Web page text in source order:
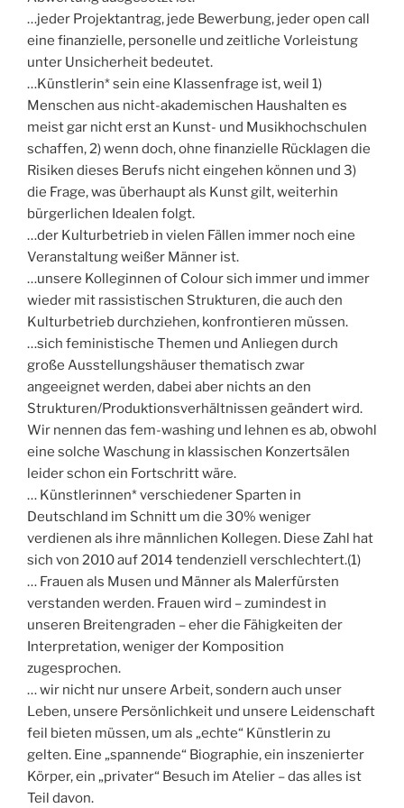
…jeder Projektantrag, jede Bewerbung, jeder open call
eine finanzielle, personelle und zeitliche Vorleistung
unter Unsicherheit bedeutet.
…Künstlerin* sein eine Klassenfrage ist, weil 1)
Menschen aus nicht-akademischen Haushalten es
meist gar nicht erst an Kunst- und Musikhochschulen
schaffen, 2) wenn doch, ohne finanzielle Rücklagen die
Risiken dieses Berufs nicht eingehen können und 3)
die Frage, was überhaupt als Kunst gilt, weiterhin
bürgerlichen Idealen folgt.
…der Kulturbetrieb in vielen Fällen immer noch eine
Veranstaltung weißer Männer ist.
…unsere Kolleginnen of Colour sich immer und immer
wieder mit rassistischen Strukturen, die auch den
Kulturbetrieb durchziehen, konfrontieren müssen.
…sich feministische Themen und Anliegen durch
große Ausstellungshäuser thematisch zwar
angeeignet werden, dabei aber nichts an den
Strukturen/Produktionsverhältnissen geändert wird.
Wir nennen das fem-washing und lehnen es ab, obwohl
eine solche Waschung in klassischen Konzertsälen
leider schon ein Fortschritt wäre.
… Künstlerinnen* verschiedener Sparten in
Deutschland im Schnitt um die 30% weniger
verdienen als ihre männlichen Kollegen. Diese Zahl hat
sich von 2010 auf 2014 tendenziell verschlechtert.(1)
… Frauen als Musen und Männer als Malerfürsten
verstanden werden. Frauen wird – zumindest in
unseren Breitengraden – eher die Fähigkeiten der
Interpretation, weniger der Komposition
zugesprochen.
… wir nicht nur unsere Arbeit, sondern auch unser
Leben, unsere Persönlichkeit und unsere Leidenschaft
feil bieten müssen, um als „echte“ Künstlerin zu
gelten. Eine „spannende“ Biographie, ein inszenierter
Körper, ein „privater“ Besuch im Atelier – das alles ist
Teil davon.